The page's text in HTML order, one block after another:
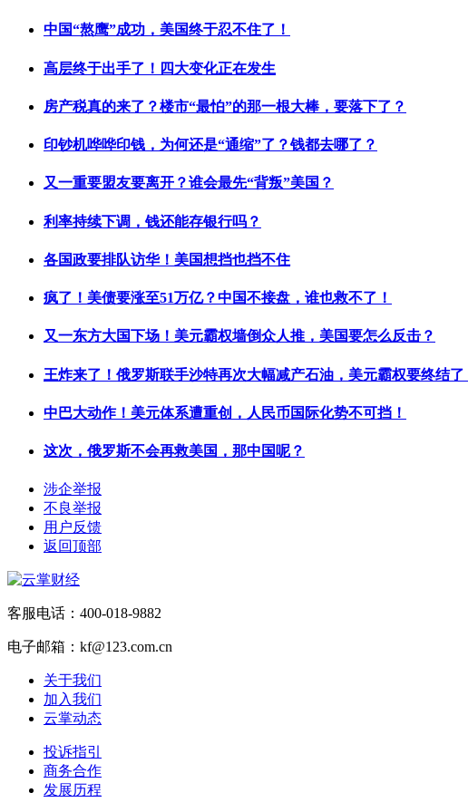
中国“熬鹰”成功，美国终于忍不住了！
高层终于出手了！四大变化正在发生
房产税真的来了？楼市“最怕”的那一根大棒，要落下了？
印钞机哗哗印钱，为何还是“通缩”了？钱都去哪了？
又一重要盟友要离开？谁会最先“背叛”美国？
利率持续下调，钱还能存银行吗？
各国政要排队访华！美国想挡也挡不住
疯了！美债要涨至51万亿？中国不接盘，谁也救不了！
又一东方大国下场！美元霸权墙倒众人推，美国要怎么反击？
王炸来了！俄罗斯联手沙特再次大幅减产石油，美元霸权要终结了
中巴大动作！美元体系遭重创，人民币国际化势不可挡！
这次，俄罗斯不会再救美国，那中国呢？
涉企举报
不良举报
用户反馈
返回顶部
客服电话：400-018-9882
电子邮箱：kf@123.com.cn
关于我们
加入我们
云掌动态
投诉指引
商务合作
发展历程